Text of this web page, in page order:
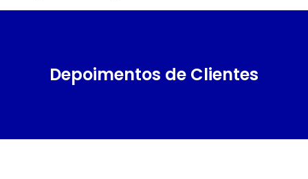
Depoimentos de Clientes